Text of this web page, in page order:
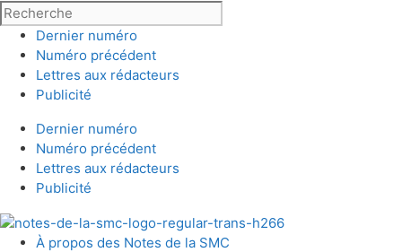
Dernier numéro
Numéro précédent
Lettres aux rédacteurs
Publicité
Dernier numéro
Numéro précédent
Lettres aux rédacteurs
Publicité
À propos des Notes de la SMC